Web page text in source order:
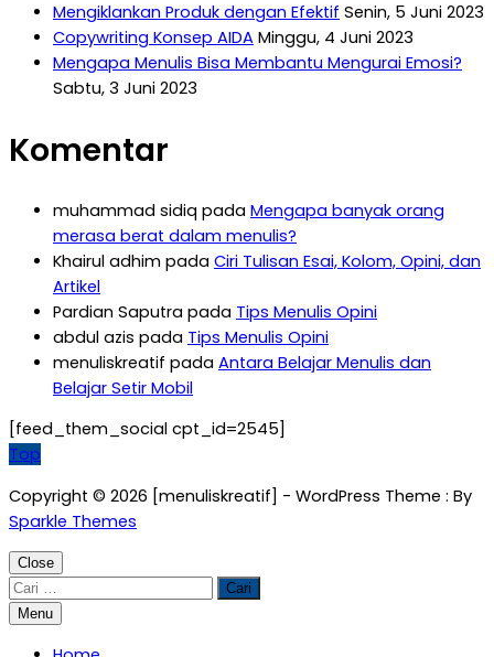
Mengiklankan Produk dengan Efektif Senin, 5 Juni 2023
Copywriting Konsep AIDA Minggu, 4 Juni 2023
Mengapa Menulis Bisa Membantu Mengurai Emosi?
Sabtu, 3 Juni 2023
Komentar
muhammad sidiq pada Mengapa banyak orang
merasa berat dalam menulis?
Khairul adhim pada Ciri Tulisan Esai, Kolom, Opini, dan
Artikel
Pardian Saputra pada Tips Menulis Opini
abdul azis pada Tips Menulis Opini
menuliskreatif pada Antara Belajar Menulis dan
Belajar Setir Mobil
[feed_them_social cpt_id=2545]
Top
Copyright © 2026 [menuliskreatif] - WordPress Theme : By
Sparkle Themes
Close
Cari
untuk:
Menu